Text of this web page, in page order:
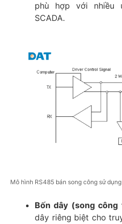
phù hợp với nhiều
SCADA.
Mô hình RS485 bán song công sử
Bốn dây (song công
dây riêng biệt cho